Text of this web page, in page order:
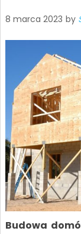
8 marca 2023 by
Budowa